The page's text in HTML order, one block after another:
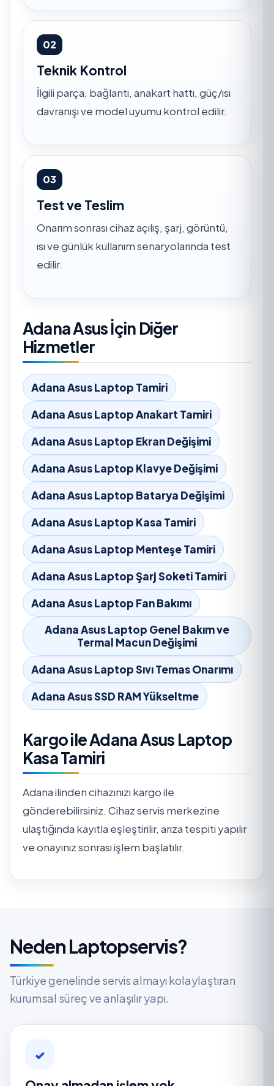
02
Teknik Kontrol
İlgili parça, bağlantı, anakart hattı, güç/ısı
davranışı ve model uyumu kontrol edilir.
03
Test ve Teslim
Onarım sonrası cihaz açılış, şarj, görüntü,
ısı ve günlük kullanım senaryolarında test
edilir.
Adana Asus İçin Diğer
Hizmetler
Adana Asus Laptop Tamiri
Adana Asus Laptop Anakart Tamiri
Adana Asus Laptop Ekran Değişimi
Adana Asus Laptop Klavye Değişimi
Adana Asus Laptop Batarya Değişimi
Adana Asus Laptop Kasa Tamiri
Adana Asus Laptop Menteşe Tamiri
Adana Asus Laptop Şarj Soketi Tamiri
Adana Asus Laptop Fan Bakımı
Adana Asus Laptop Genel Bakım ve
Termal Macun Değişimi
Adana Asus Laptop Sıvı Temas Onarımı
Adana Asus SSD RAM Yükseltme
Kargo ile Adana Asus Laptop
Kasa Tamiri
Adana ilinden cihazınızı kargo ile
gönderebilirsiniz. Cihaz servis merkezine
ulaştığında kayıtla eşleştirilir, arıza tespiti yapılır
ve onayınız sonrası işlem başlatılır.
Neden Laptopservis?
Türkiye genelinde servis almayı kolaylaştıran
kurumsal süreç ve anlaşılır yapı.
✓